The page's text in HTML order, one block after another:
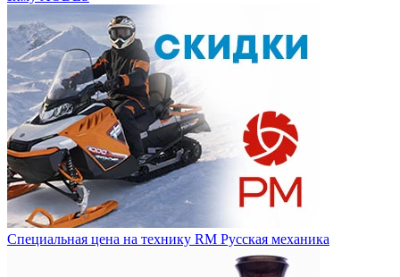
Специальная цена на технику RM Русская механика